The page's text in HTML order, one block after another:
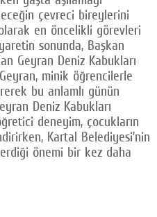
çevreci bireylerini
en öncelikli görevleri
sonunda, Başkan
Geyran Deniz Kabukları
minik öğrencilerle
bu anlamlı günün
Deniz Kabukları
deneyim, çocukların
Kartal Belediyesi’nin
önemi bir kez daha